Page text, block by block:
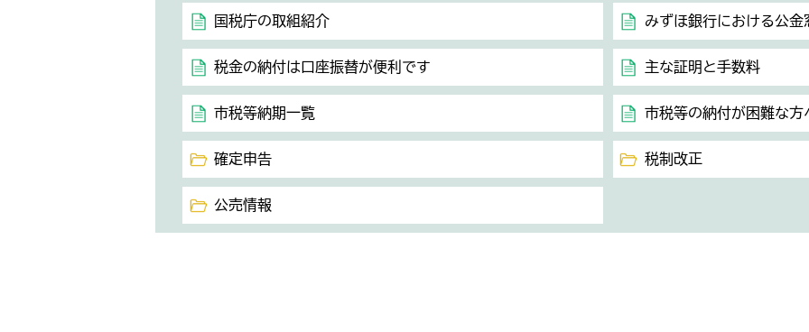
国税庁の取組紹介 みずほ銀行における公
税金の納付は口座振替が便利です 主な証明と手数料
市税等納期一覧 市税等の納付が困難な方
確定申告 税制改正
公売情報